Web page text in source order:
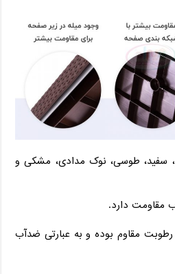
سفید، طوسی، نوک مدادی، مشکی و
کد ۳۲۱ در برابر رطوبت مقاوم بوده و به عبارتی ضدآب